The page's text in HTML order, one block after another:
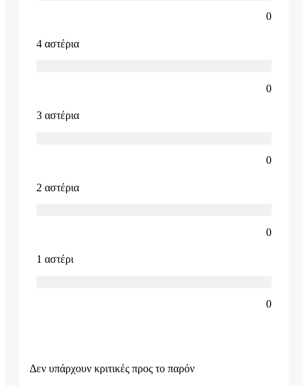
0
4 αστέρια
0
3 αστέρια
0
2 αστέρια
0
1 αστέρι
0
Δεν υπάρχουν κριτικές προς το παρόν